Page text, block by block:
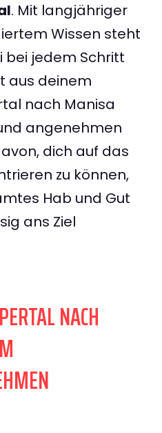
. Mit langjähriger
Wissen steht
bei jedem Schritt
aus deinem
nach Manisa
angenehmen
dich auf das
zu können,
Hab und Gut
ans Ziel
NACH